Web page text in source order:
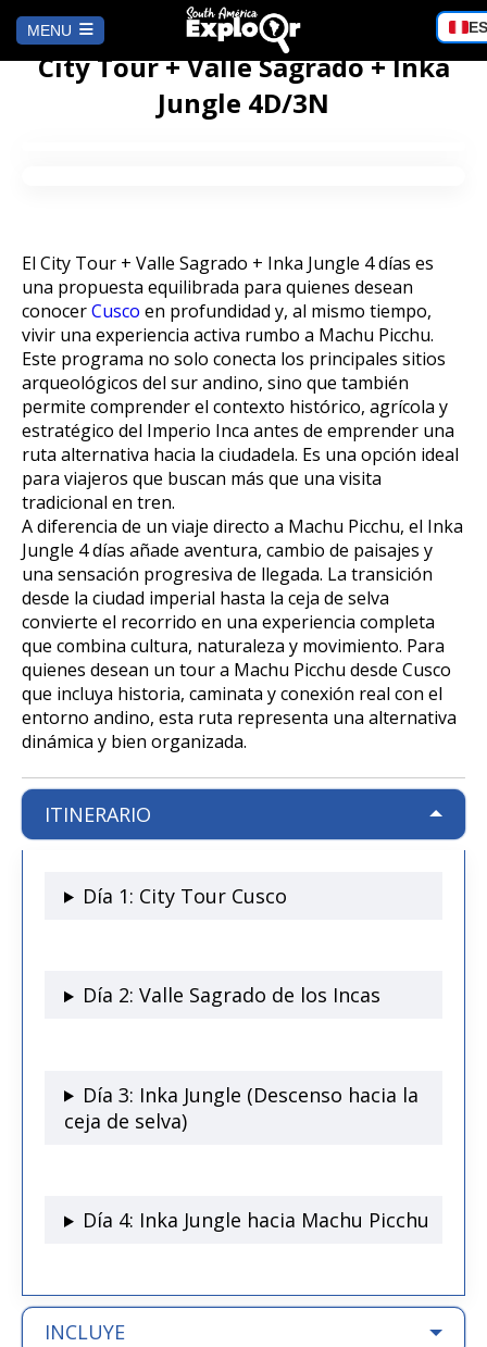
MENU
HOME
City Tour Arequipa en Mirabus
Tour al Cañón de Culebrillas y Ruta
del Sillar
City Tour Arequipa: Tesoros
Coloniales entre Sillar
Excursión a la Catarata de Pillones |
Naturaleza entre Rocas y Cascadas
City Tour + Valle Sagrado + Inka
Jungle 4D/3N
City Tour + Valle Sagrado + Inka
Jungle 3D/2N
City Tour Cusco + Inka Jungle 3 Días
| Reserva Ahora
City tour + valle + Salkantay 3 Dias +
Montaña de colores
City tour + valle + Salkantay 3 días
LIMA
Tour Islas Ballestas y Huacachina
desde Lima
Huancaya| Lagunas Turquesas,
Escalonadas y Nor Yauyos
Marcapomacocha Full Day
Tour Antioquía y Cochahuayco |Full
Day desde Lima
San Mateo de Otao: Aventura
Andina, Cultura Viva – Full Day
PUNO
Templo de la Fertilidad en Chucuito,
Puno
Tour Isla del Sol y la Luna – 1 Día
Tour Puno – Copacabana – Isla del
Sol
Tour Chullpas de Sillustani desde
Puno
Tour Isla de los Uros, Amantaní y
Taquile
CAMINO INCA
Tour Camino Inca 1 Día / Trekking
Inolvidable a Machu Picchu
Tour Camino Inca 2D / 1N
Tour Camino Inca / Cusco 4D
SALAR DE UYUNI
Tour Salar de Uyuni 3 Días / 2
Noches
Tour Salar de Uyuni 2 Días / 1
Noche
Salar de Uyuni desde Puno
Salar de Uyuni desde Cochabamba
Tour Salar de Uyuni desde La Paz
SALKANTAY
City tour + valle + Salkantay 3 Dias +
Montaña de colores
City tour + valle + Salkantay 3 días
City Tour + Valle Sagrado + Tour
City Tour Cusco + Valle Sagrado +
BLOG
CONTACTANOS
a
ES
City Tour + Valle Sagrado + Inka
Jungle 4D/3N
El City Tour + Valle Sagrado + Inka Jungle 4 días es
una propuesta equilibrada para quienes desean
conocerCusco en profundidad y, al mismo tiempo,
vivir una experiencia activa rumbo a Machu Picchu.
Este programa no solo conecta los principales sitios
arqueológicos del sur andino, sino que también
permite comprender el contexto histórico, agrícola y
estratégico del Imperio Inca antes de emprender una
ruta alternativa hacia la ciudadela. Es una opción ideal
para viajeros que buscan más que una visita
tradicional en tren.
A diferencia de un viaje directo a Machu Picchu, el Inka
Jungle 4 días añade aventura, cambio de paisajes y
una sensación progresiva de llegada. La transición
desde la ciudad imperial hasta la ceja de selva
convierte el recorrido en una experiencia completa
que combina cultura, naturaleza y movimiento. Para
quienes desean un tour a Machu Picchu desde Cusco
que incluya historia, caminata y conexión real con el
entorno andino, esta ruta representa una alternativa
dinámica y bien organizada.
ITINERARIO
Día 1: City Tour Cusco
Día 2: Valle Sagrado de los Incas
Día 3: Inka Jungle (Descenso hacia la
ceja de selva)
Día 4: Inka Jungle hacia Machu Picchu
INCLUYE